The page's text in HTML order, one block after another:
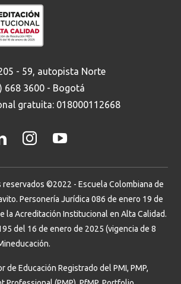
- 59, autopista Norte
668 3600 - Bogotá
gratuita: 018000112668
©2022 - Escuela Colombiana de
Personería Jurídica 086 de enero 19 de
la Acreditación Institucional en Alta Calidad.
del 16 de enero de 2025 (vigencia de 8
de Educación Registrado del PMI, PMP,